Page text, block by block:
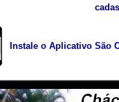
Instale o Aplicativo São